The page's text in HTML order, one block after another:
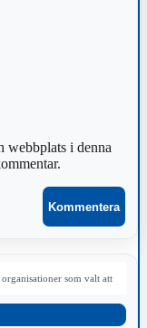
webbplats i denna
som valt att